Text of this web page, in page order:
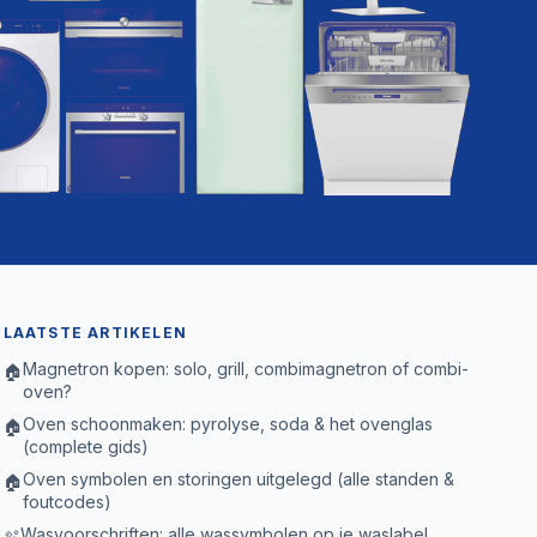
LAATSTE ARTIKELEN
🏠Magnetron kopen: solo, grill, combimagnetron of combi-
oven?
🏠Oven schoonmaken: pyrolyse, soda & het ovenglas
(complete gids)
🏠Oven symbolen en storingen uitgelegd (alle standen &
foutcodes)